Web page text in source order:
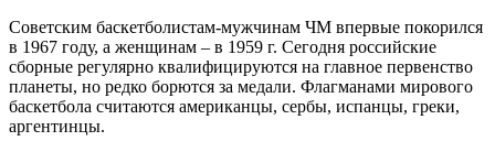
Советским баскетболистам-мужчинам ЧМ впервые покорился
в 1967 году, а женщинам – в 1959 г. Сегодня российские
сборные регулярно квалифицируются на главное первенство
планеты, но редко борются за медали. Флагманами мирового
баскетбола считаются американцы, сербы, испанцы, греки,
аргентинцы.